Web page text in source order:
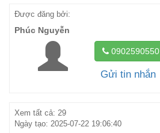
Được đăng bởi:
Phúc Nguyễn
0902590550
Gửi tin nhắn
Xem tất cả: 29
Ngày tạo: 2025-07-22 19:06:40